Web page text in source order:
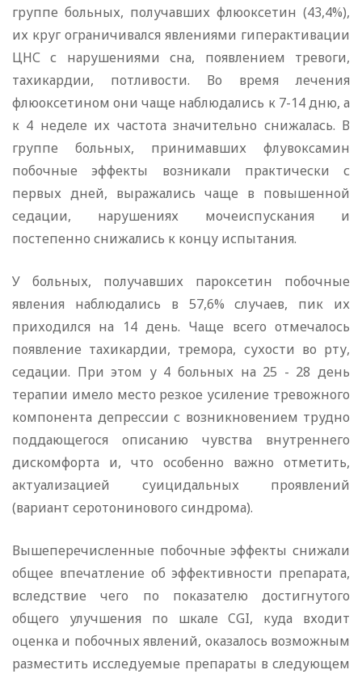
группе больных, получавших флюоксетин (43,4%),
их круг ограничивался явлениями гиперактивации
ЦНС с нарушениями сна, появлением тревоги,
тахикардии, потливости. Во время лечения
флюоксетином они чаще наблюдались к 7-14 дню, а
к 4 неделе их частота значительно снижалась. В
группе больных, принимавших флувоксамин
побочные эффекты возникали практически с
первых дней, выражались чаще в повышенной
седации, нарушениях мочеиспускания и
постепенно снижались к концу испытания.
У больных, получавших пароксетин побочные
явления наблюдались в 57,6% случаев, пик их
приходился на 14 день. Чаще всего отмечалось
появление тахикардии, тремора, сухости во рту,
седации. При этом у 4 больных на 25 - 28 день
терапии имело место резкое усиление тревожного
компонента депрессии с возникновением трудно
поддающегося описанию чувства внутреннего
дискомфорта и, что особенно важно отметить,
актуализацией суицидальных проявлений
(вариант серотонинового синдрома).
Вышеперечисленные побочные эффекты снижали
общее впечатление об эффективности препарата,
вследствие чего по показателю достигнутого
общего улучшения по шкале CGI, куда входит
оценка и побочных явлений, оказалось возможным
разместить исследуемые препараты в следующем